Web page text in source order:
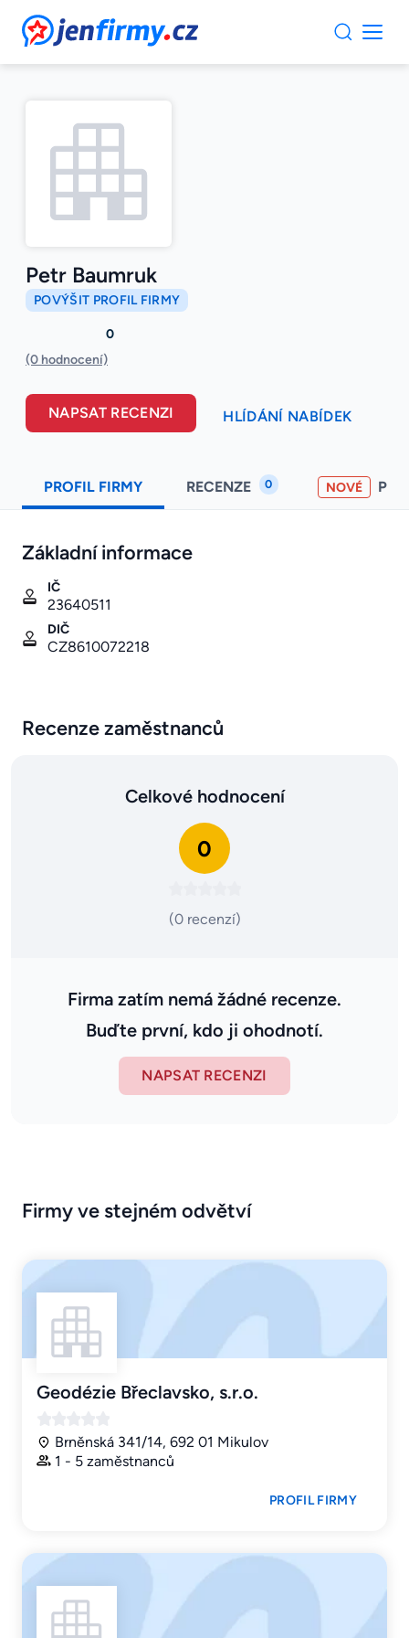
JenFirmy.cz
Petr Baumruk
POVÝŠIT PROFIL FIRMY
0
(0 hodnocení)
NAPSAT RECENZI HLÍDÁNÍ NABÍDEK
PROFIL FIRMY RECENZE 0 NOVÉ
Základní informace
IČ
23640511
DIČ
CZ8610072218
Recenze zaměstnanců
Celkové hodnocení
0
(0 recenzí)
Firma zatím nemá žádné recenze.
Buďte první, kdo ji ohodnotí.
NAPSAT RECENZI
Firmy ve stejném odvětví
Geodézie Břeclavsko, s.r.o.
Brněnská 341/14, 692 01 Mikulov
1 - 5 zaměstnanců
PROFIL FIRMY